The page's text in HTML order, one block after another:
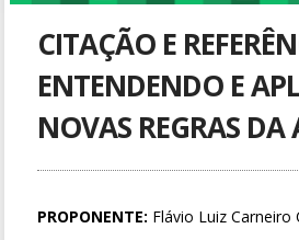
CITAÇÃO E
ENTENDENDO E
NOVAS REGRAS DA
PROPONENTE: Flávio Luiz Carneiro